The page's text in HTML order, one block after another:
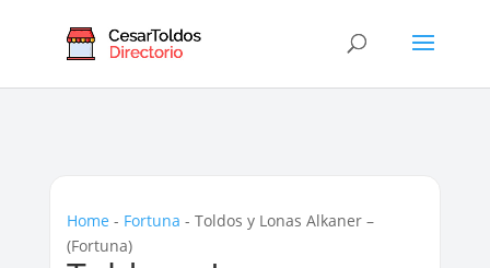
Home - Fortuna - Toldos y Lonas Alkaner –
(Fortuna)